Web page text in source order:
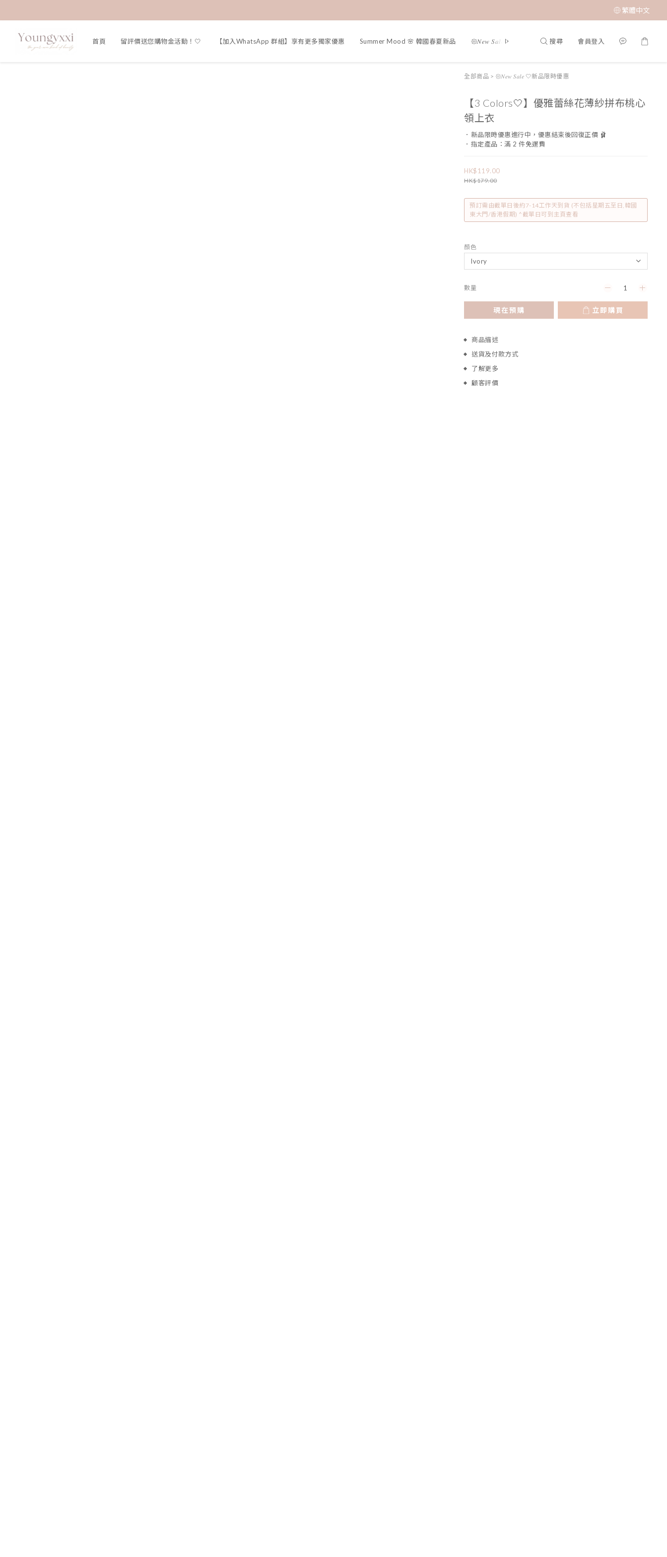
繁體中文
首頁 留評價送您購物金活動！🤍 【加入WhatsApp 群組】享有更多獨家優惠 Summer Mood 🌸 韓國春夏新品 𑁍𝑁𝑒𝑤 𝑆𝑎𝑙𝑒 🤍新品限時優惠 限時成本價優惠 低至 $65 𝑆𝑢𝑝𝑒𝑟
搜尋 會員登入
全部商品 > 𑁍𝑁𝑒𝑤 𝑆𝑎𝑙𝑒 🤍新品限時優惠
【3 Colors🤍】優雅蕾絲花薄紗拼布桃心
領上衣
．新品限時優惠進行中，優惠結束後回復正價 🩰
．指定產品：滿 2 件免運費
HK$119.00
HK$179.00
預訂需由截單日後約7-14工作天到貨 (不包括星期五至日,韓國
東大門/香港假期) ^截單日可到主頁查看
顏色
數量
現在預購 立即購買
商品描述
送貨及付款方式
了解更多
顧客評價